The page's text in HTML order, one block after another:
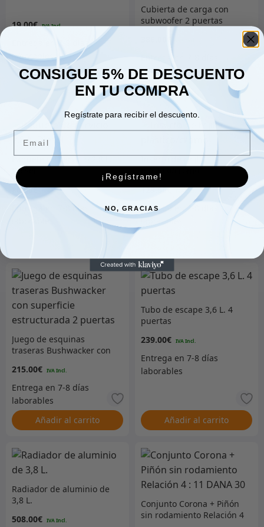
19.00€
Añadir al carrito
Cubierta de carga con
subwoofer 2 puertas
Añadir al carrito
Paquete de servicio 2,8 L.
Diesel
80.00€
Inserto de rejilla
129.00€
Juego de esquinas
traseras Bushwacker con
puertas
215.00€
Añadir al carrito
Tubo de escape 3,6 L. 4
puertas
239.00€
Añadir al carrito
Radiador de aluminio de
3,8 L.
508.00€
Conjunto Corona + Piñón
sin rodamiento Relación 4
CONSIGUE 5% DE DESCUENTO
EN TU COMPRA
Regístrate para recibir el descuento.
¡Regístrame!
NO, GRACIAS